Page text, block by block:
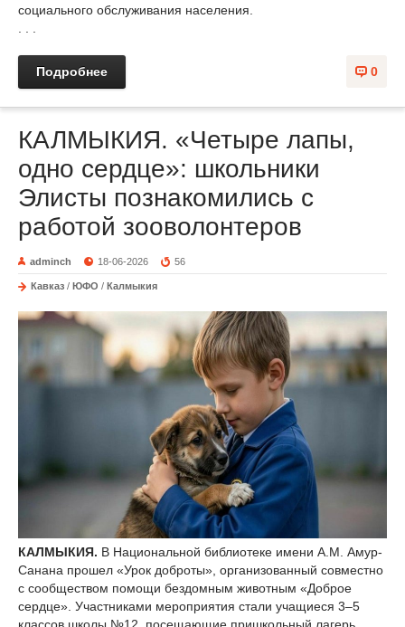
социального обслуживания населения.
0
Подробнее
КАЛМЫКИЯ. «Четыре лапы,
одно сердце»: школьники
Элисты познакомились с
работой зооволонтеров
adminch 18-06-2026 56
Кавказ / ЮФО / Калмыкия
КАЛМЫКИЯ. В Национальной библиотеке имени А.М. Амур-
Санана прошел «Урок доброты», организованный совместно
с сообществом помощи бездомным животным «Доброе
сердце». Участниками мероприятия стали учащиеся 3–5